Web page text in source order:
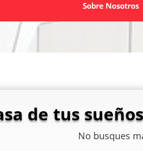
Sobre Nosotros
de tus
No busques